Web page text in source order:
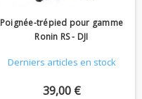
Poignée-trépied pour gamme
Ronin RS - DJI
Derniers articles en stock
39,00 €